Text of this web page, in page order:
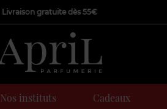
Livraison gratuite dès 55€
Nos instituts Cadeaux